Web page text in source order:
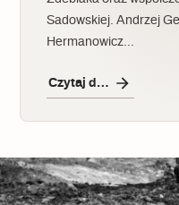
Sadowskiej. Andrzej
Hermanowicz…
Czytaj dalej